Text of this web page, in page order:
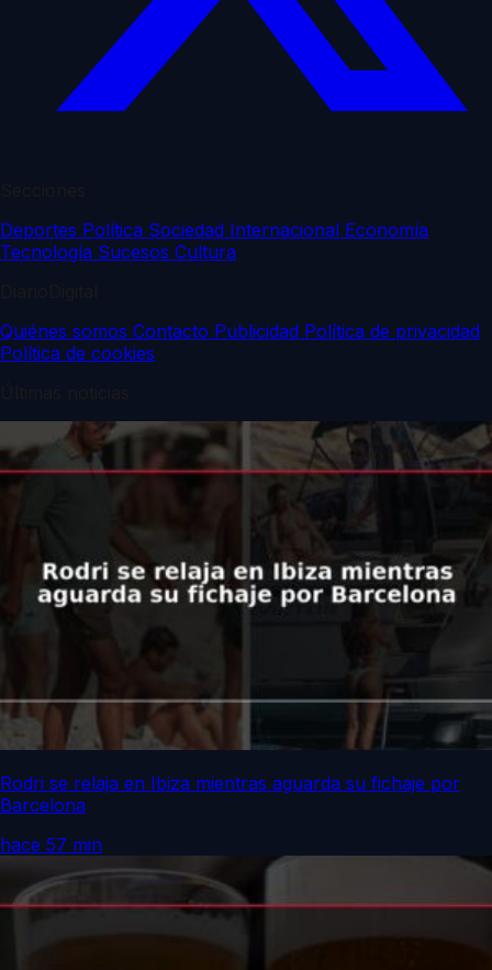
Deportes Política Sociedad Internacional Economía
Tecnología Sucesos Cultura
Quiénes somos Contacto Publicidad Política de privacidad
Política de cookies
Rodri se relaja en Ibiza mientras aguarda su fichaje por
Barcelona
hace 57 min